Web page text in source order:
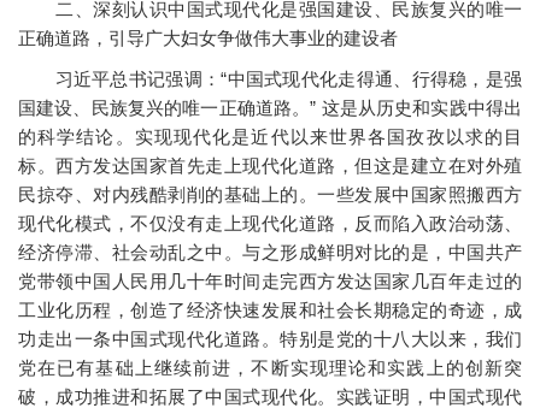
二、深刻认识中国式现代化是强国建设、民族复兴的唯一
正确道路，引导广大妇女争做伟大事业的建设者
习近平总书记强调：“中国式现代化走得通、行得稳，是强
国建设、民族复兴的唯一正确道路。” 这是从历史和实践中得出
的科学结论。实现现代化是近代以来世界各国孜孜以求的目
标。西方发达国家首先走上现代化道路，但这是建立在对外殖
民掠夺、对内残酷剥削的基础上的。一些发展中国家照搬西方
现代化模式，不仅没有走上现代化道路，反而陷入政治动荡、
经济停滞、社会动乱之中。与之形成鲜明对比的是，中国共产
党带领中国人民用几十年时间走完西方发达国家几百年走过的
工业化历程，创造了经济快速发展和社会长期稳定的奇迹，成
功走出一条中国式现代化道路。特别是党的十八大以来，我们
党在已有基础上继续前进，不断实现理论和实践上的创新突
破，成功推进和拓展了中国式现代化。实践证明，中国式现代